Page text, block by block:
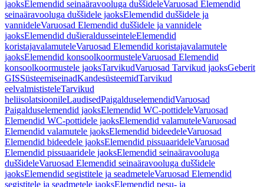
jaoksElemendid seinaäravooluga duššideleVaruosad Elemendid
seinaäravooluga duššidele jaoksElemendid duššidele ja
vannideleVaruosad Elemendid duššidele ja vannidele
jaoksElemendid dušieraldusseinteleElemendid
koristajavalamuteleVaruosad Elemendid koristajavalamutele
jaoksElemendid konsoolkoormusteleVaruosad Elemendid
konsoolkoormustele jaoksTarvikudVaruosad Tarvikud jaoksGeberit
GISSüsteemiseinadKandesüsteemidTarvikud
eelvalmististeleTarvikud
heliisolatsioonileLaudisedPaigalduselemendidVaruosad
Paigalduselemendid jaoksElemendid WC-pottideleVaruosad
Elemendid WC-pottidele jaoksElemendid valamuteleVaruosad
Elemendid valamutele jaoksElemendid bideedeleVaruosad
Elemendid bideedele jaoksElemendid pissuaarideleVaruosad
Elemendid pissuaaridele jaoksElemendid seinaäravooluga
duššideleVaruosad Elemendid seinaäravooluga duššidele
jaoksElemendid segistitele ja seadmeteleVaruosad Elemendid
segistitele ja seadmetele jaoksElemendid pesu- ja